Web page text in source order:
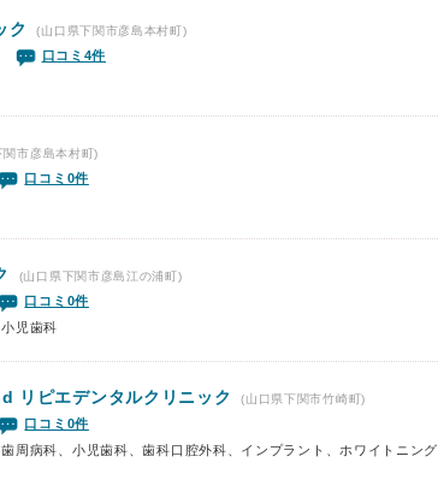
ク (山口県下関市彦島本村町)
口コミ4件
関市彦島本村町)
口コミ0件
(山口県下関市彦島江の浦町)
口コミ0件
児歯科
リピエデンタルクリニック (山口県下関市竹崎町)
口コミ0件
周病科、小児歯科、歯科口腔外科、インプラント、ホワイトニング